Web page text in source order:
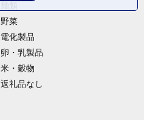
野菜
電化製品
卵・乳製品
米・穀物
返礼品なし